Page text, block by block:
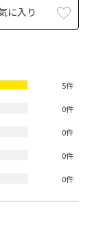
に入り
5件
0件
0件
0件
0件